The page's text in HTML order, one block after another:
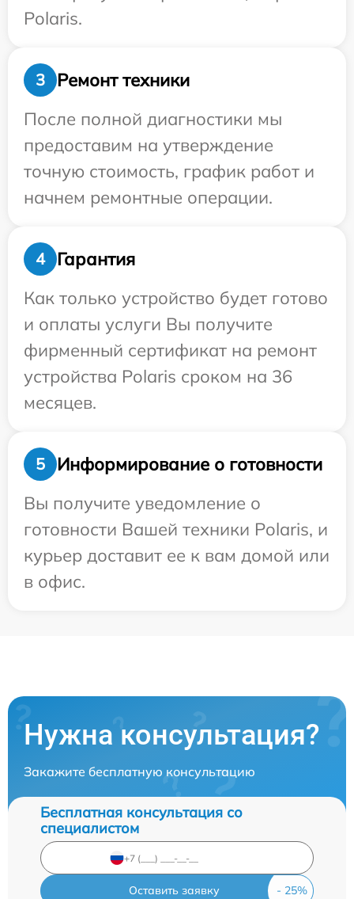
Polaris.
3
Ремонт техники
После полной диагностики мы
предоставим на утверждение
точную стоимость, график работ и
начнем ремонтные операции.
4
Гарантия
Как только устройство будет готово
и оплаты услуги Вы получите
фирменный сертификат на ремонт
устройства Polaris сроком на 36
месяцев.
5
Информирование о готовности
Вы получите уведомление о
готовности Вашей техники Polaris, и
курьер доставит ее к вам домой или
в офис.
Нужна консультация?
Закажите бесплатную консультацию
Бесплатная консультация со
специалистом
Оставить заявку